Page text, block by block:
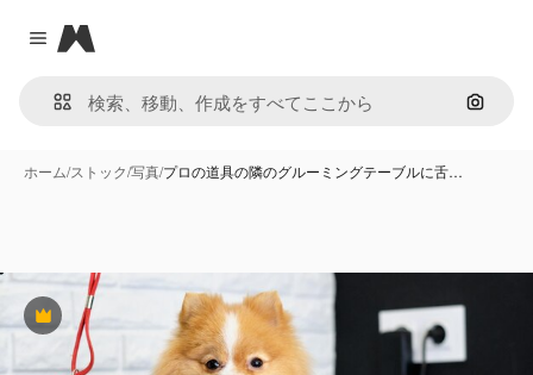
Close menu
Magnific
画像で
ホーム/ストック/写真/プロの道具の隣のグルーミングテーブルに舌…
Premium